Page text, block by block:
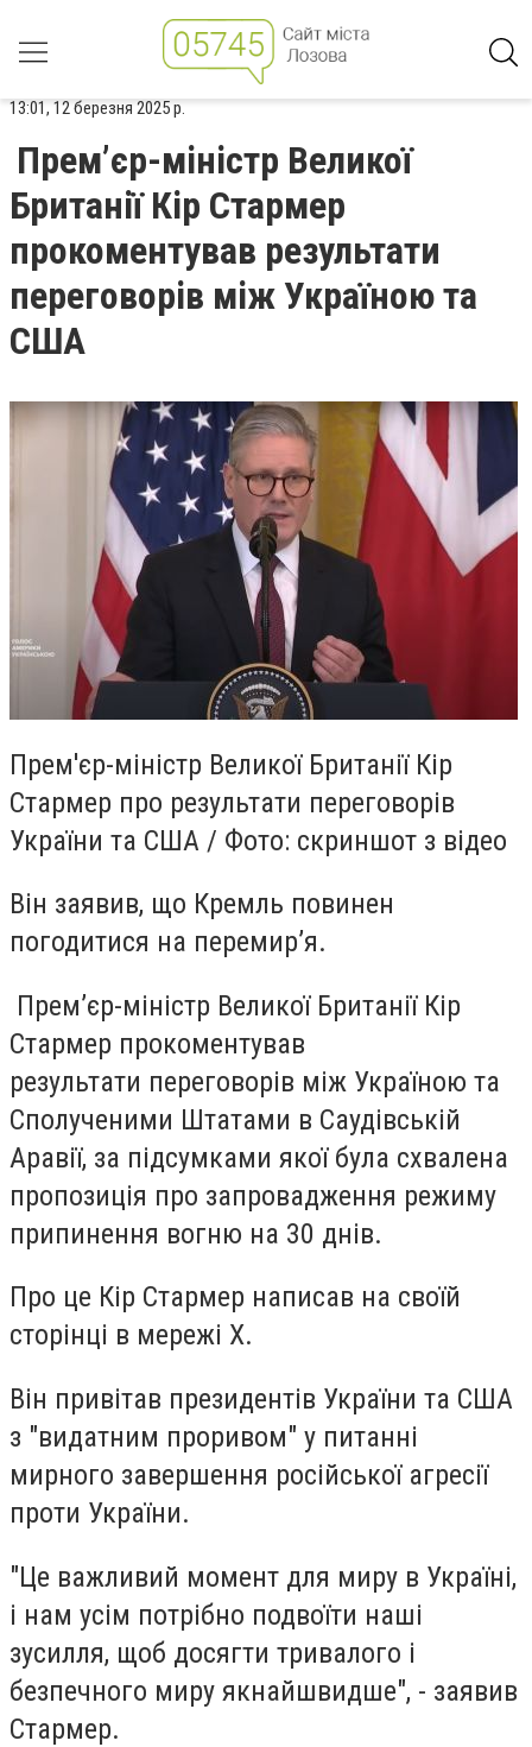
13:01, 12 березня 2025 р.
Премʼєр-міністр Великої
Британії Кір Стармер
прокоментував результати
переговорів між Україною та
США
Прем'єр-міністр Великої Британії Кір
Стармер про результати переговорів
України та США / Фото: скриншот з відео
Він заявив, що Кремль повинен
погодитися на перемирʼя.
Премʼєр-міністр Великої Британії Кір
Стармер прокоментував
результати переговорів між Україною та
Сполученими Штатами в Саудівській
Аравії, за підсумками якої була схвалена
пропозиція про запровадження режиму
припинення вогню на 30 днів.
Про це Кір Стармер написав на своїй
сторінці в мережі X.
Він привітав президентів України та США
з "видатним проривом" у питанні
мирного завершення російської агресії
проти України.
"Це важливий момент для миру в Україні,
і нам усім потрібно подвоїти наші
зусилля, щоб досягти тривалого і
безпечного миру якнайшвидше", - заявив
Стармер.